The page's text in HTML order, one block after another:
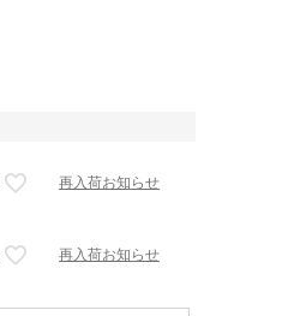
再入荷お知らせ
再入荷お知らせ